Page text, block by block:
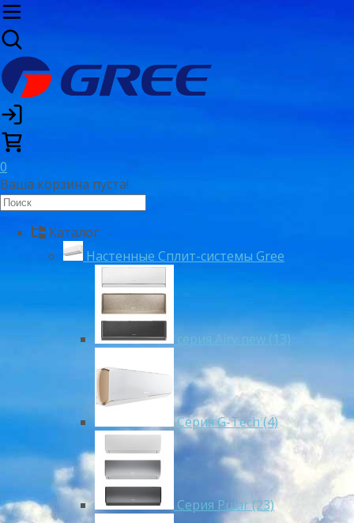
0
Ваша корзина пуста!
Каталог
Настенные Сплит-системы Gree
серия Airy new (13)
Серия G-Tech (4)
Серия Pular (23)